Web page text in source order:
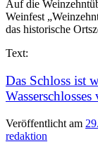
Auf die
Weinfest
das historische
Text:
Das Schloss ist
Veröffentlicht am
redaktion